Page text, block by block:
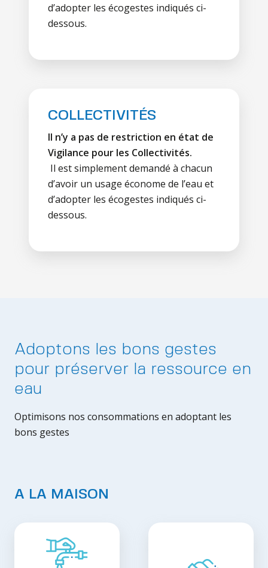
d’adopter les écogestes indiqués ci-
dessous.
COLLECTIVITÉS
Il n’y a pas de restriction en état de
Vigilance pour les Collectivités.
Il est simplement demandé à chacun
d’avoir un usage économe de l’eau et
d’adopter les écogestes indiqués ci-
dessous.
Adoptons les bons gestes
pour préserver la ressource en
eau
Optimisons nos consommations en adoptant les
bons gestes
A LA MAISON